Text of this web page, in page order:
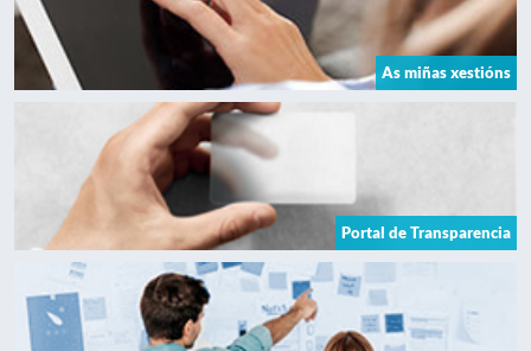
As miñas xestións
Portal de Transparencia